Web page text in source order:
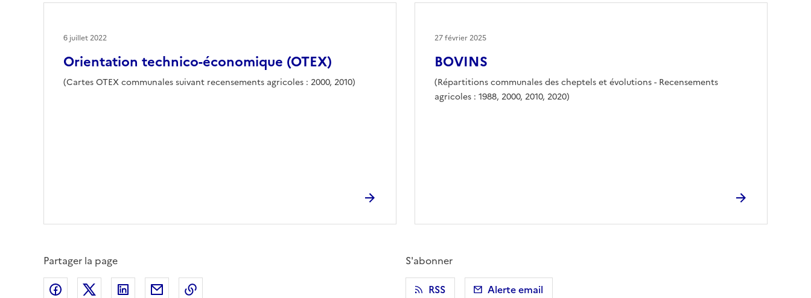
Orientation technico-économique (OTEX)
(Cartes OTEX communales suivant recensements agricoles : 2000, 2010)
6 juillet 2022
BOVINS
(Répartitions communales des cheptels et évolutions - Recensements
agricoles : 1988, 2000, 2010, 2020)
27 février 2025
Partager la page
Partager sur Facebook
Partager sur X (anciennement Twitter)
Partager sur LinkedIn
Partager par email
S'abonner
RSS
Alerte email